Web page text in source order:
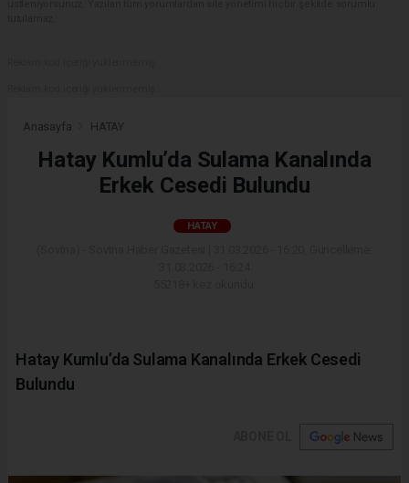
Anasayfa HATAY
Hatay Kumlu’da Sulama Kanalında
Erkek Cesedi Bulundu
HATAY
Hatay Kumlu’da Sulama Kanalında Erkek Cesedi
Bulundu